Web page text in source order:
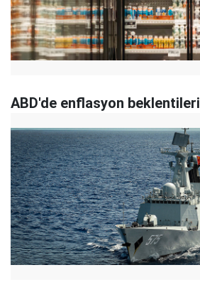
ABD'de enflasyon